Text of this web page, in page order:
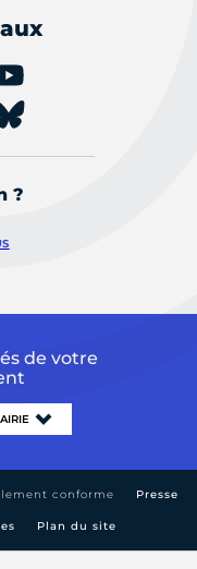
?
de votre
conforme Presse
Plan du site